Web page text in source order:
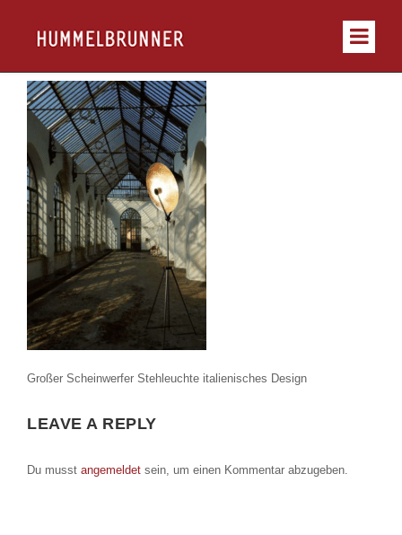
Großer Scheinwerfer Stehleuchte italienisches Design
LEAVE A REPLY
Du musst angemeldet sein, um einen Kommentar abzugeben.